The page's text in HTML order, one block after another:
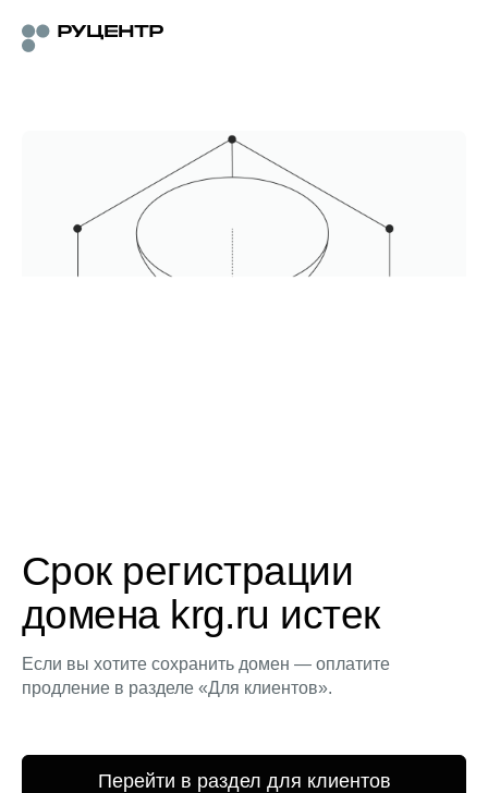
Срок регистрации
домена krg.ru истек
Если вы хотите сохранить домен — оплатите
продление в разделе «Для клиентов».
Перейти в раздел для клиентов